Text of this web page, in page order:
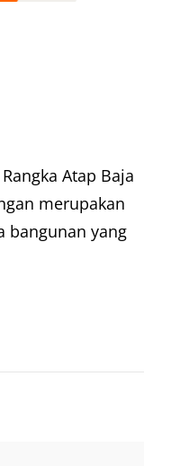
Atap Baja
merupakan
bangunan yang